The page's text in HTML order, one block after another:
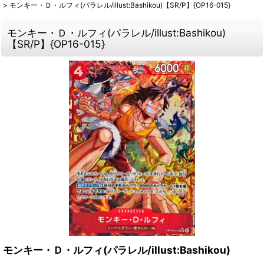
> モンキー・Ｄ・ルフィ(パラレル/illust:Bashikou)【SR/P】{OP16-015}
モンキー・Ｄ・ルフィ(パラレル/illust:Bashikou)
【SR/P】{OP16-015}
モンキー・Ｄ・ルフィ(パラレル/illust:Bashikou)